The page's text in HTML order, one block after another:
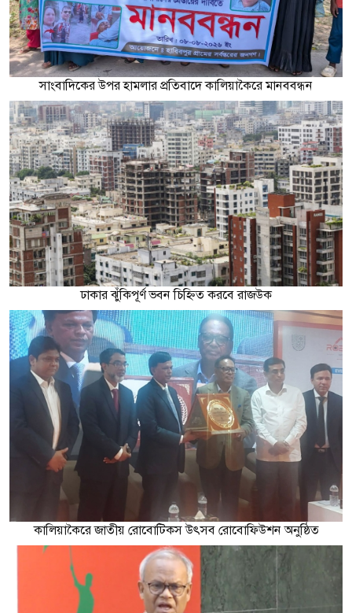
সাংবাদিকের উপর হামলার প্রতিবাদে কালিয়াকৈরে মানববন্ধন
ঢাকার ঝুঁকিপূর্ণ ভবন চিহ্নিত করবে রাজউক
কালিয়াকৈরে জাতীয় রোবোটিকস উৎসব রোবোফিউশন অনুষ্ঠিত